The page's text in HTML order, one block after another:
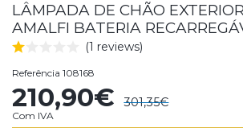
LÂMPADA DE CHÃO
AMALFI BATERIA
(1 reviews)
Referência 108168
210,90€ 301,35€
Com IVA